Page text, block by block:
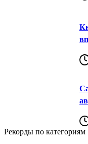
Рекорды по категориям